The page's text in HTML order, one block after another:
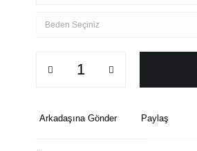
Arkadaşına Gönder Paylaş